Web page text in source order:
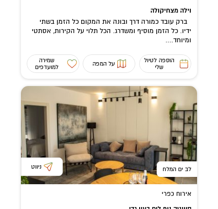
וילה מצחיקולה
ברק עובד כמורה דרך ובונה את המקום כל הזמן בשתי
ידיו. כל הזמן מוסיף ומשדרג. הכל תלוי על הקירות, אסתטי
ומיוחד....
הוספה לטיול
שלי
על המפה
שמירה
למועדפים
לב ים המלח ניווט
אירוח כפרי